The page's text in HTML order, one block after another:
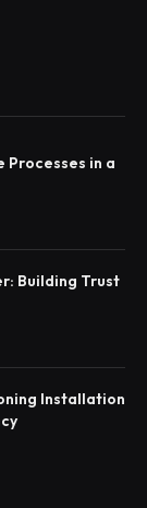
Processes in a
Building Trust
Installation